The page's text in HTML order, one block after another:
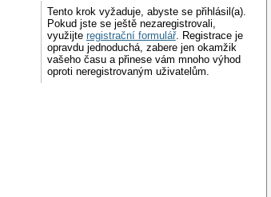
Tento krok vyžaduje, abyste se přihlásil(a).
Pokud jste se ještě nezaregistrovali,
využijte registrační formulář. Registrace je
opravdu jednoduchá, zabere jen okamžik
vašeho času a přinese vám mnoho výhod
oproti neregistrovaným uživatelům.